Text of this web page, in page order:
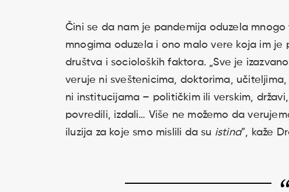
Čini se da nam je pandemija oduzela
mnogima oduzela i ono malo vere koja im
društva i socioloških faktora. „Sve je
veruje ni sveštenicima, doktorima,
ni institucijama – političkim ili verskim,
povredili, izdali… Više ne možemo da
iluzija za koje smo mislili da su istina”, kaže